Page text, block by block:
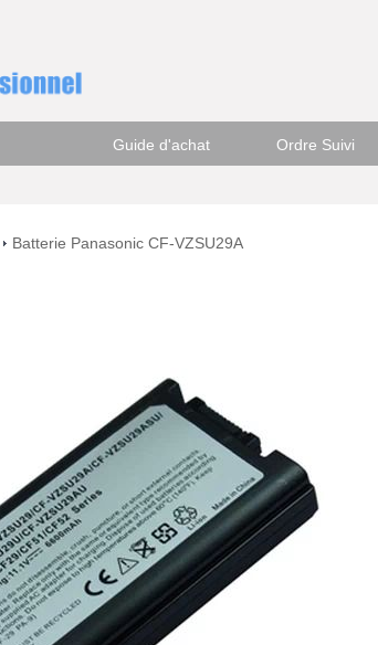
Batterie Panasonic CF-VZSU29A
Guide d'achat Ordre Suivi